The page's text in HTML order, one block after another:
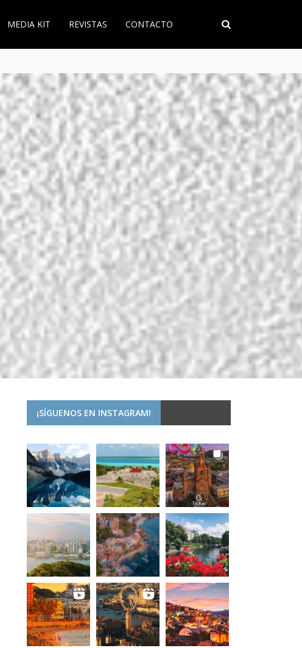
MEDIA KIT REVISTAS CONTACTO
¡SÍGUENOS EN INSTAGRAM!